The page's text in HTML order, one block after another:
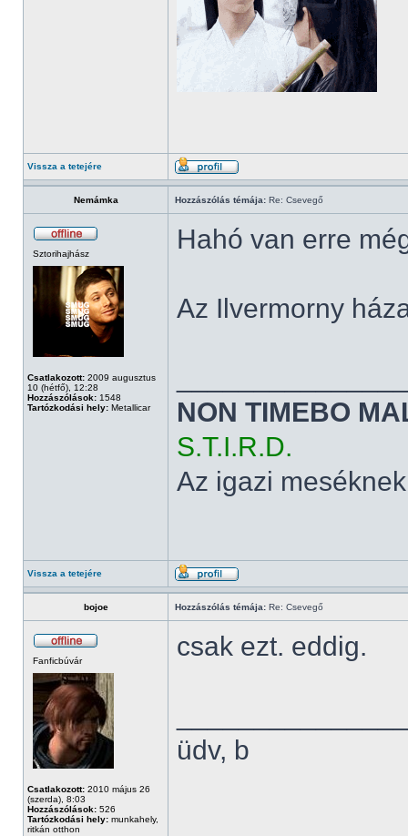
Vissza a tetejére
Nemámka Hozzászólás témája: Re: Csevegő
Sztorihajhász
Csatlakozott: 2009 augusztus
10 (hétfő), 12:28
Hozzászólások: 1548
Tartózkodási hely: Metallicar
Hahó van erre
Az Ilvermorny
NON TIMEBO
S.T.I.R.D.
Az igazi
Vissza a tetejére
bojoe Hozzászólás témája: Re: Csevegő
Fanficbúvár
Csatlakozott: 2010 május 26
(szerda), 8:03
Hozzászólások: 526
Tartózkodási hely: munkahely,
ritkán otthon
csak ezt. eddig.
üdv, b